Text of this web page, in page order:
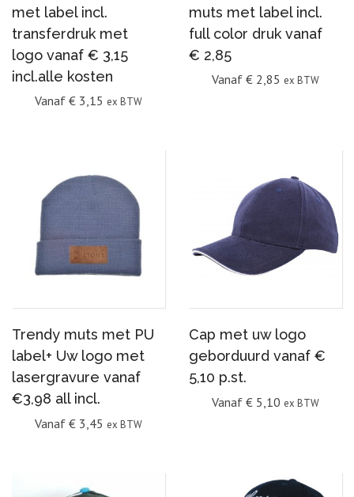
met label incl.
transferdruk met
logo vanaf € 3,15
incl.alle kosten
Vanaf € 3,15 ex BTW
muts met label incl.
full color druk vanaf
€ 2,85
Vanaf € 2,85 ex BTW
Trendy muts met PU
label+ Uw logo met
lasergravure vanaf
€3,98 all incl.
Vanaf € 3,45 ex BTW
Cap met uw logo
geborduurd vanaf €
5,10 p.st.
Vanaf € 5,10 ex BTW